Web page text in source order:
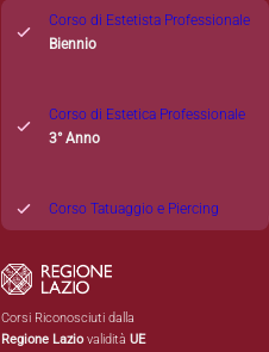
Corso di Estetista Professionale
Biennio
Corso di Estetica Professionale
3° Anno
Corso Tatuaggio e Piercing
Corsi Riconosciuti dalla
Regione LaziovaliditàUE